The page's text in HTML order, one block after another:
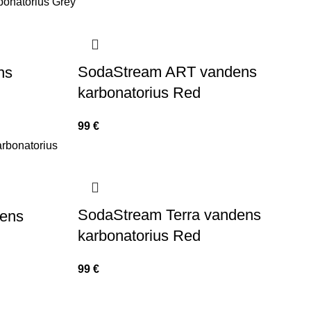
SodaStream ART vandens
karbonatorius Red
99 €
SodaStream Terra vandens
karbonatorius Red
99 €